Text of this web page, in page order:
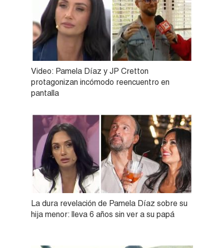
Video: Pamela Díaz y JP Cretton
protagonizan incómodo reencuentro en
pantalla
La dura revelación de Pamela Díaz sobre su
hija menor: lleva 6 años sin ver a su papá